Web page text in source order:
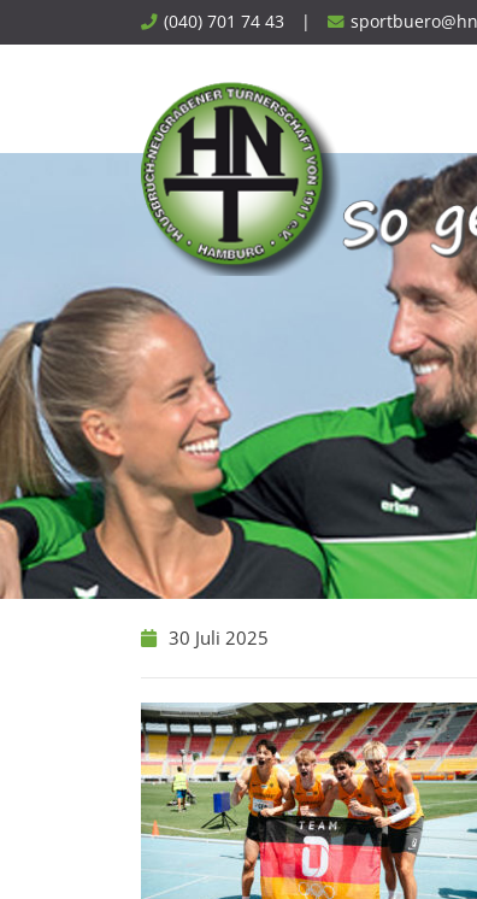
to
(040) 701 74 43 |
30 Juli 2025